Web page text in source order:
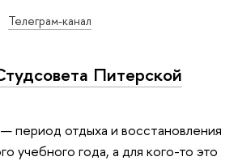
Телеграм-канал
Питерской
период отдыха и восстановления
учебного года, а для кого-то это